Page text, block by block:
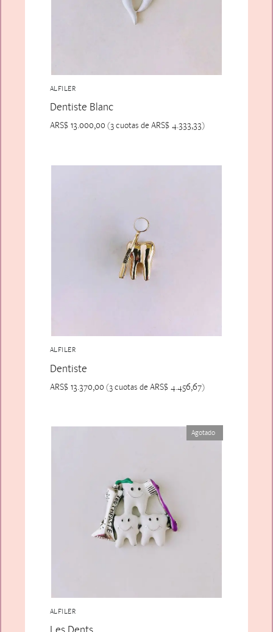
ALFILER
Dentiste Blanc
ARS$13.000,00 (3 cuotas de ARS$4.333,33)
ALFILER
Dentiste
ARS$13.370,00 (3 cuotas de ARS$4.456,67)
ALFILER
Agotado